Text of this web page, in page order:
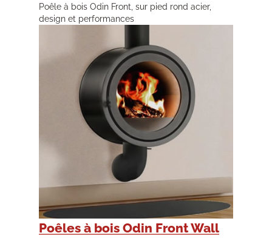
Poêle à bois Odin Front, sur pied rond acier,
design et performances
Poêles à bois Odin Front Wall